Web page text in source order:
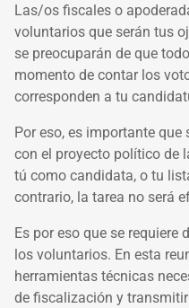
Las/os fiscales o
voluntarios que serán tus
se preocuparán de que
momento de contar los
corresponden a tu
Por eso, es importante
con el proyecto político de
tú como candidata, o tu
contrario, la tarea no será
Es por eso que se requiere
los voluntarios. En esta
herramientas técnicas
de fiscalización y